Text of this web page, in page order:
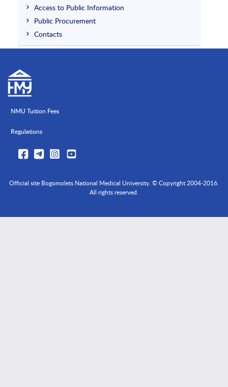
Access to Public Information
Public Procurement
Contacts
NMU Tuition Fees
Regulations
Official site Bogomolets National Medical University. © Copyright 2004-2016.
All rights reserved.